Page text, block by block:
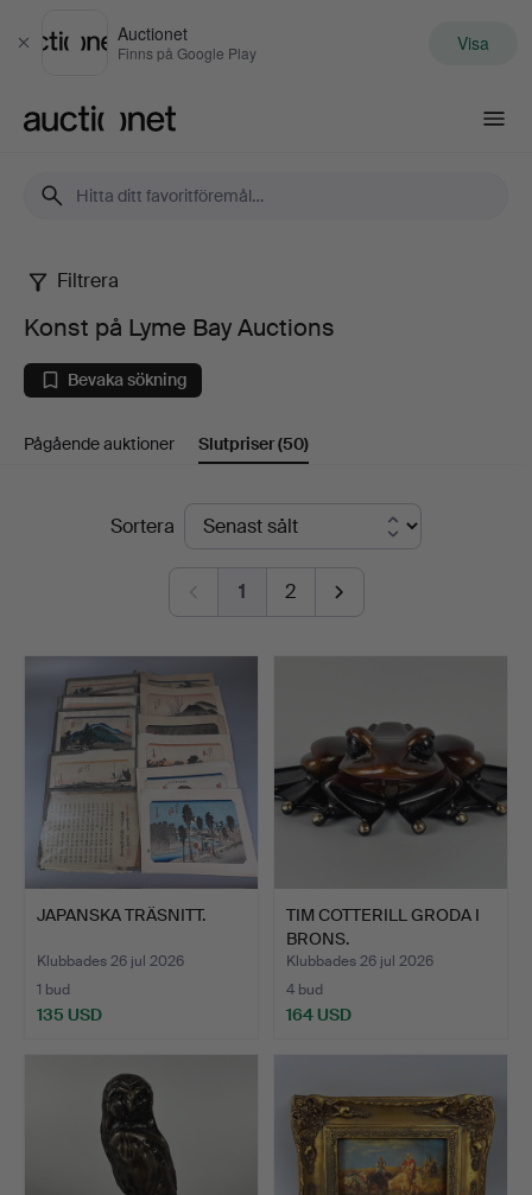
Stäng
Auctionet
Finns på Google Play Visa
Konst
på
Lyme
Bay
Auctions
Filtrera
Konst på Lyme Bay Auctions
Bevaka sökning
Pågående auktioner Slutpriser(50)
SlutpriserSortera
1 2
JAPANSKA TRÄSNITT.
Klubbades 26 jul 2026
1 bud
135 USD
TIM COTTERILL GRODA I
BRONS.
Klubbades 26 jul 2026
4 bud
164 USD